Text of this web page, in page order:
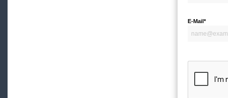
E-Mail*